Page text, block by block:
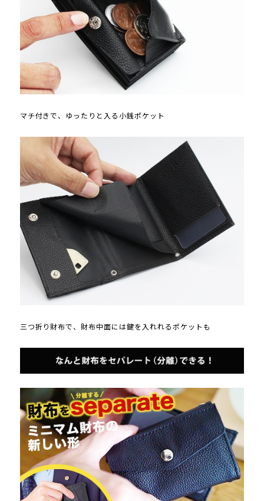
マチ付きで、ゆったりと入る小銭ポケット
三つ折り財布で、財布中面には鍵を入れれるポケットも